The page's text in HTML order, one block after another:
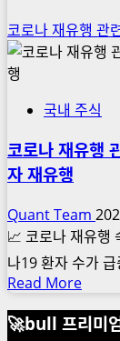
코로나 재유행 관
국내 주식
코로나 재유행
자 재유행
Quant Team
📈 코로나 재유행
나19 환자 수가
Read MoreRead
🚀bull 프리미